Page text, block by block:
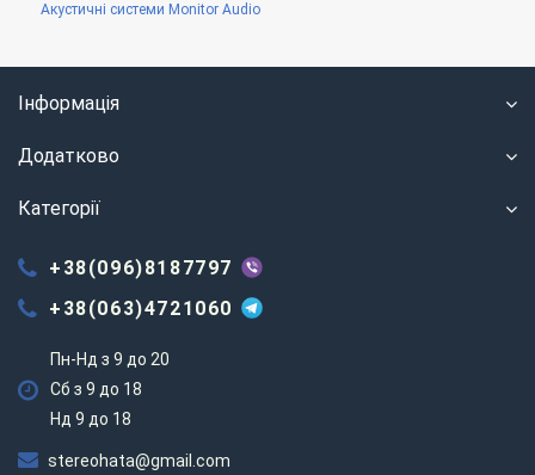
Акустичні системи Monitor Audio
Інформація
Додатково
Категорії
+38(096)8187797
+38(063)4721060
Пн-Нд з 9 до 20
Сб з 9 до 18
Нд 9 до 18
stereohata@gmail.com